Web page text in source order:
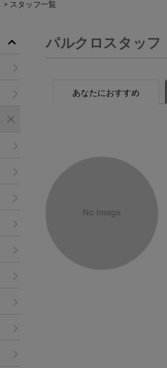
> スタッフ一覧
パルクロスタッフ
あなたにおすすめ